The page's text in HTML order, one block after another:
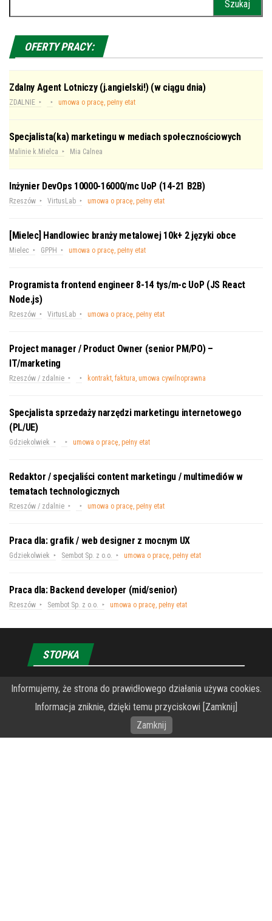
OFERTY PRACY:
Zdalny Agent Lotniczy (j.angielski!) (w ciągu dnia)
ZDALNIE umowa o pracę, pełny etat
Specjalista(ka) marketingu w mediach społecznościowych
Malinie k.Mielca Mia Calnea
Inżynier DevOps 10000-16000/mc UoP (14-21 B2B)
Rzeszów VirtusLab umowa o pracę, pełny etat
[Mielec] Handlowiec branży metalowej 10k+ 2 języki obce
Mielec GPPH umowa o pracę, pełny etat
Programista frontend engineer 8-14 tys/m-c UoP (JS React
Node.js)
Rzeszów VirtusLab umowa o pracę, pełny etat
Project manager / Product Owner (senior PM/PO) –
IT/marketing
Rzeszów / zdalnie kontrakt, faktura, umowa cywilnoprawna
Specjalista sprzedaży narzędzi marketingu internetowego
(PL/UE)
Gdziekolwiek umowa o pracę, pełny etat
Redaktor / specjaliści content marketingu / multimediów w
tematach technologicznych
Rzeszów / zdalnie umowa o pracę, pełny etat
Praca dla: grafik / web designer z mocnym UX
Gdziekolwiek Sembot Sp. z o.o. umowa o pracę, pełny etat
Praca dla: Backend developer (mid/senior)
Rzeszów Sembot Sp. z o.o. umowa o pracę, pełny etat
STOPKA
O Fundacji PRZEkarpacie
Wykonanie portalu – specjaliści stron www WordPress
Informujemy, że strona do prawidłowego działania używa cookies.
Informacja zniknie, dzięki temu przyciskowi [Zamknij]
Zamknij